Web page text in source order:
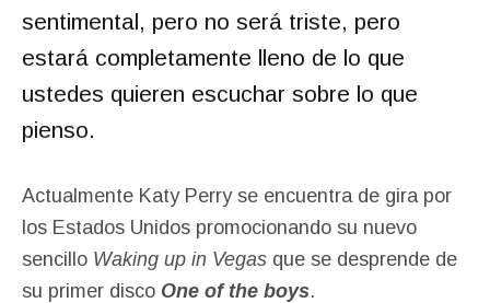
sentimental, pero no será triste, pero
estará completamente lleno de lo que
ustedes quieren escuchar sobre lo que
pienso.
Actualmente Katy Perry se encuentra de gira por
los Estados Unidos promocionando su nuevo
sencillo Waking up in Vegas que se desprende de
su primer disco One of the boys.